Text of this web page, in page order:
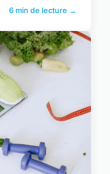
6 min de lecture →